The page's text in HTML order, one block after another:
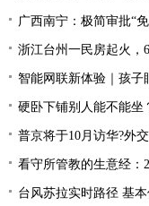
广西南宁：极简审批“
浙江台州一民房起火，
智能网联新体验｜孩子
硬卧下铺别人能不能坐
普京将于10月访华?外
看守所管教的生意经：
台风苏拉实时路径 基